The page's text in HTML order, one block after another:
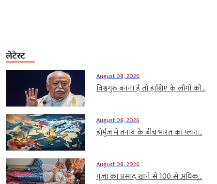
लेटेस्ट
August 08, 2026
विश्वगुरु बनना है तो हाशिए के लोगों को...
August 08, 2026
होर्मुज में तनाव के बीच भारत का प्लान...
August 08, 2026
पूजा का प्रसाद खाने से 100 से अधिक...